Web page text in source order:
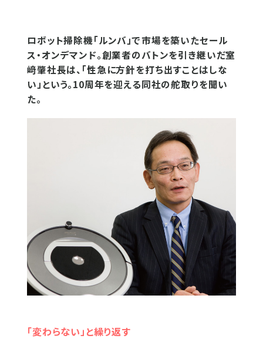
ロボット掃除機「ルンバ」で市場を築いたセール
ス・オンデマンド。創業者のバトンを引き継いだ室
﨑肇社長は、「性急に方針を打ち出すことはしな
い」という。10周年を迎える同社の舵取りを聞い
た。
「変わらない」と繰り返す